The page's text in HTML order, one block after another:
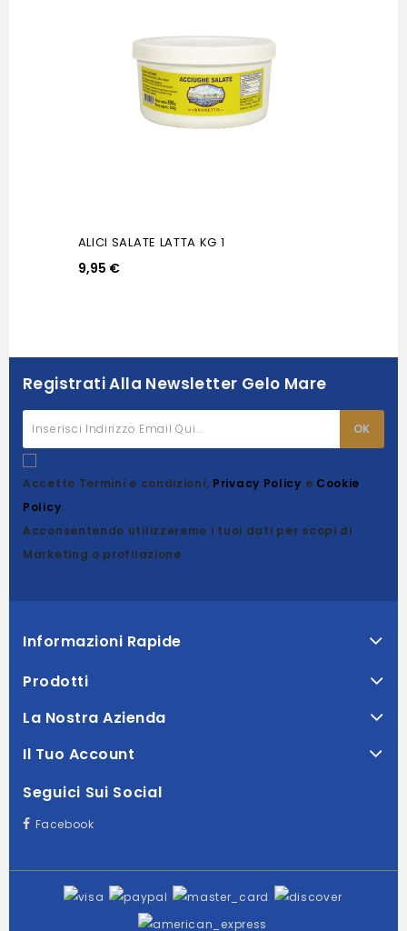
ALICI SALATE LATTA KG 1
9,95 €
Registrati Alla Newsletter Gelo Mare
Accetto Termini e condizioni, Privacy Policy e Cookie
Policy.
Acconsentendo utilizzeremo i tuoi dati per scopi di
Marketing o profilazione.
Informazioni Rapide
Prodotti
La Nostra Azienda
Il Tuo Account
Seguici Sui Social
Facebook